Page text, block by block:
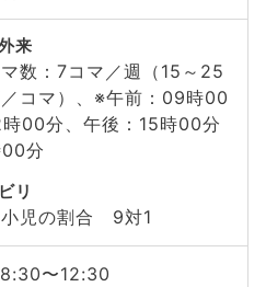
来
数：7コマ／週（15～25
コマ）、※午前：09時00
00分、午後：15時00分
00分
リ
小児の割合 9対1
〜12:30